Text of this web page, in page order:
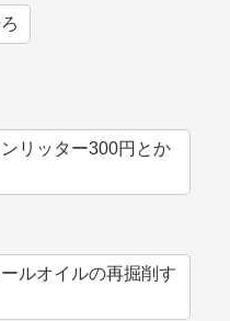
リッター300円とか
ルオイルの再掘削す